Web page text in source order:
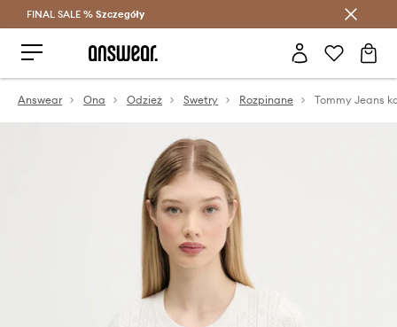
Oszczędzaj z Answear Club >
FINAL SALE % Szczegóły
Answear Ona Odzież Swetry Rozpinane Tommy Jeans